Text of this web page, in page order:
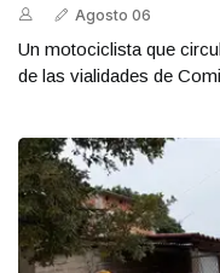
Agosto 06
Un motociclista que
de las vialidades de